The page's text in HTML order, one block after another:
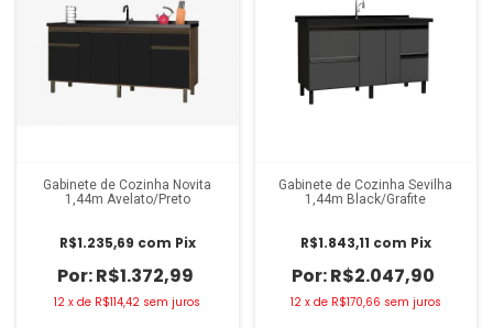
Gabinete de Cozinha Novita
1,44m Avelato/Preto
R$1.372,99
R$1.235,69 com Pix
12 xde R$114,42 sem juros
Gabinete de Cozinha Sevilha
1,44m Black/Grafite
R$2.047,90
R$1.843,11 com Pix
12 x de R$170,66 sem juros